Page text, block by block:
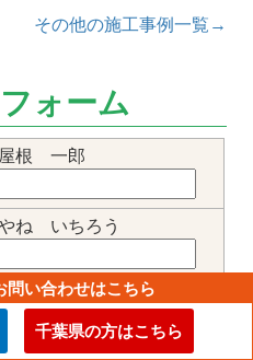
その他の施工事例一覧→
ォーム
根 一郎
ね いちろう
号入力で町名まで自動入
す。
号
問い合わせはこちら
千葉県の方はこちら